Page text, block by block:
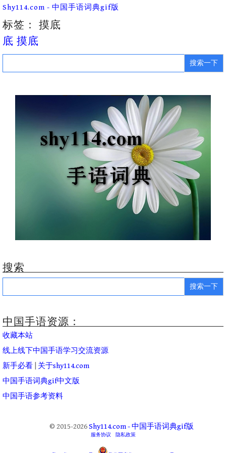
Skip
content
Shy114.com - 中国手语词典gif版
标签： 摸底
底 摸底
Search
搜索
Search
中国手语资源：
收藏本站
线上线下中国手语学习交流资源
新手必看
关于shy114.com
中国手语词典gif中文版
中国手语参考资料
© 2015-2026Shy114.com - 中国手语词典gif版
服务协议 隐私政策